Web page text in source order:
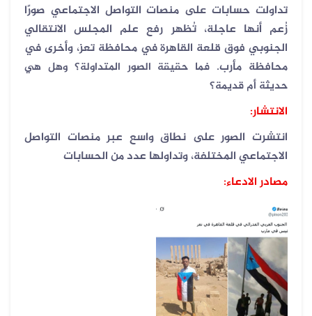
تداولت حسابات على منصات التواصل الاجتماعي صورًا
زُعم أنها عاجلة، تُظهر رفع علم المجلس الانتقالي
الجنوبي فوق قلعة القاهرة في محافظة تعز، وأخرى في
محافظة مأرب. فما حقيقة الصور المتداولة؟ وهل هي
حديثة أم قديمة؟
الانتشار:
انتشرت الصور على نطاق واسع عبر منصات التواصل
الاجتماعي المختلفة، وتداولها عدد من الحسابات
مصادر الادعاء: